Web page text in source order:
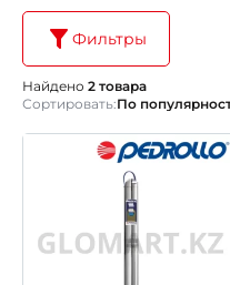
Фильтры
Найдено 2 товара
Сортировать:По